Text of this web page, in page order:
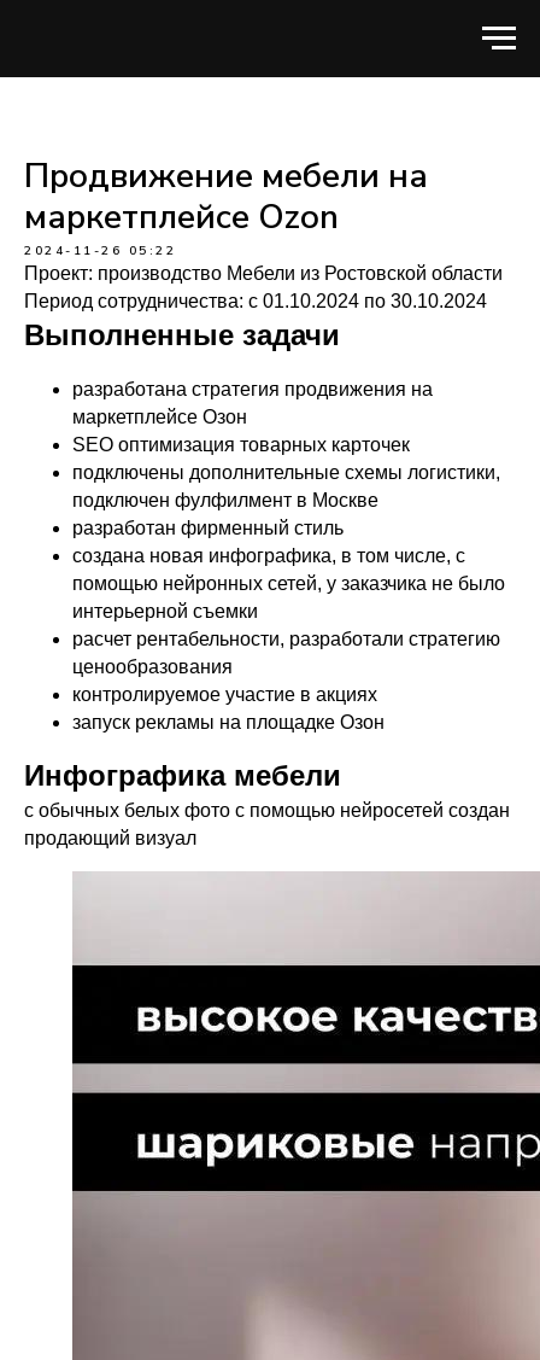
Продвижение мебели на
маркетплейсе Ozon
2024-11-26 05:22
Проект: производство Мебели из Ростовской области
Период сотрудничества: с 01.10.2024 по 30.10.2024
Выполненные задачи
разработана стратегия продвижения на
маркетплейсе Озон
SEO оптимизация товарных карточек
подключены дополнительные схемы логистики,
подключен фулфилмент в Москве
разработан фирменный стиль
создана новая инфографика, в том числе, с
помощью нейронных сетей, у заказчика не было
интерьерной съемки
расчет рентабельности, разработали стратегию
ценообразования
контролируемое участие в акциях
запуск рекламы на площадке Озон
Инфографика мебели
с обычных белых фото с помощью нейросетей создан
продающий визуал